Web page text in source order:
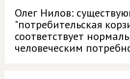
Олег Нилов:
"потребительская
соответствует
человеческим